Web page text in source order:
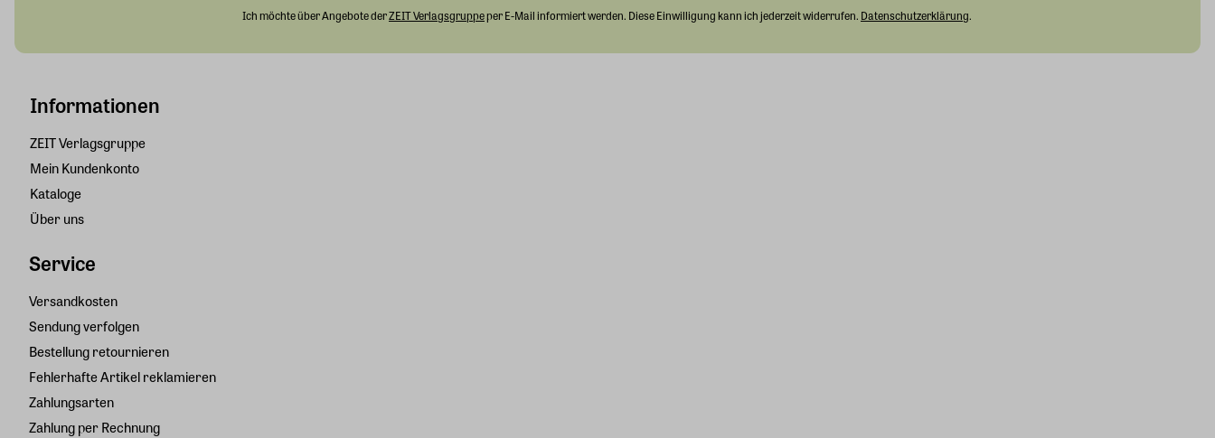
Informationen
ZEIT Verlagsgruppe
Mein Kundenkonto
Kataloge
Über uns
Service
Versandkosten
Sendung verfolgen
Bestellung retournieren
Fehlerhafte Artikel reklamieren
Zahlungsarten
Zahlung per Rechnung
Ich möchte über Angebote derZEIT Verlagsgruppeper E-Mail informiert werden. Diese Einwilligung kann ich jederzeit widerrufen. Datenschutzerklärung.